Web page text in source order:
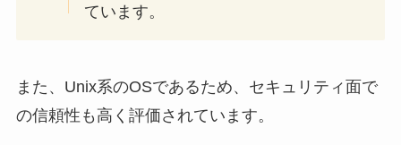
ています。
また、Unix系のOSであるため、セキュリティ面で
の信頼性も高く評価されています。